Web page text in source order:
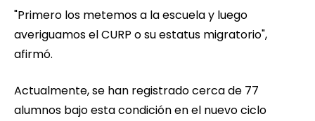
"Primero los metemos a la escuela y luego
averiguamos el CURP o su estatus migratorio",
afirmó.
Actualmente, se han registrado cerca de 77
alumnos bajo esta condición en el nuevo ciclo